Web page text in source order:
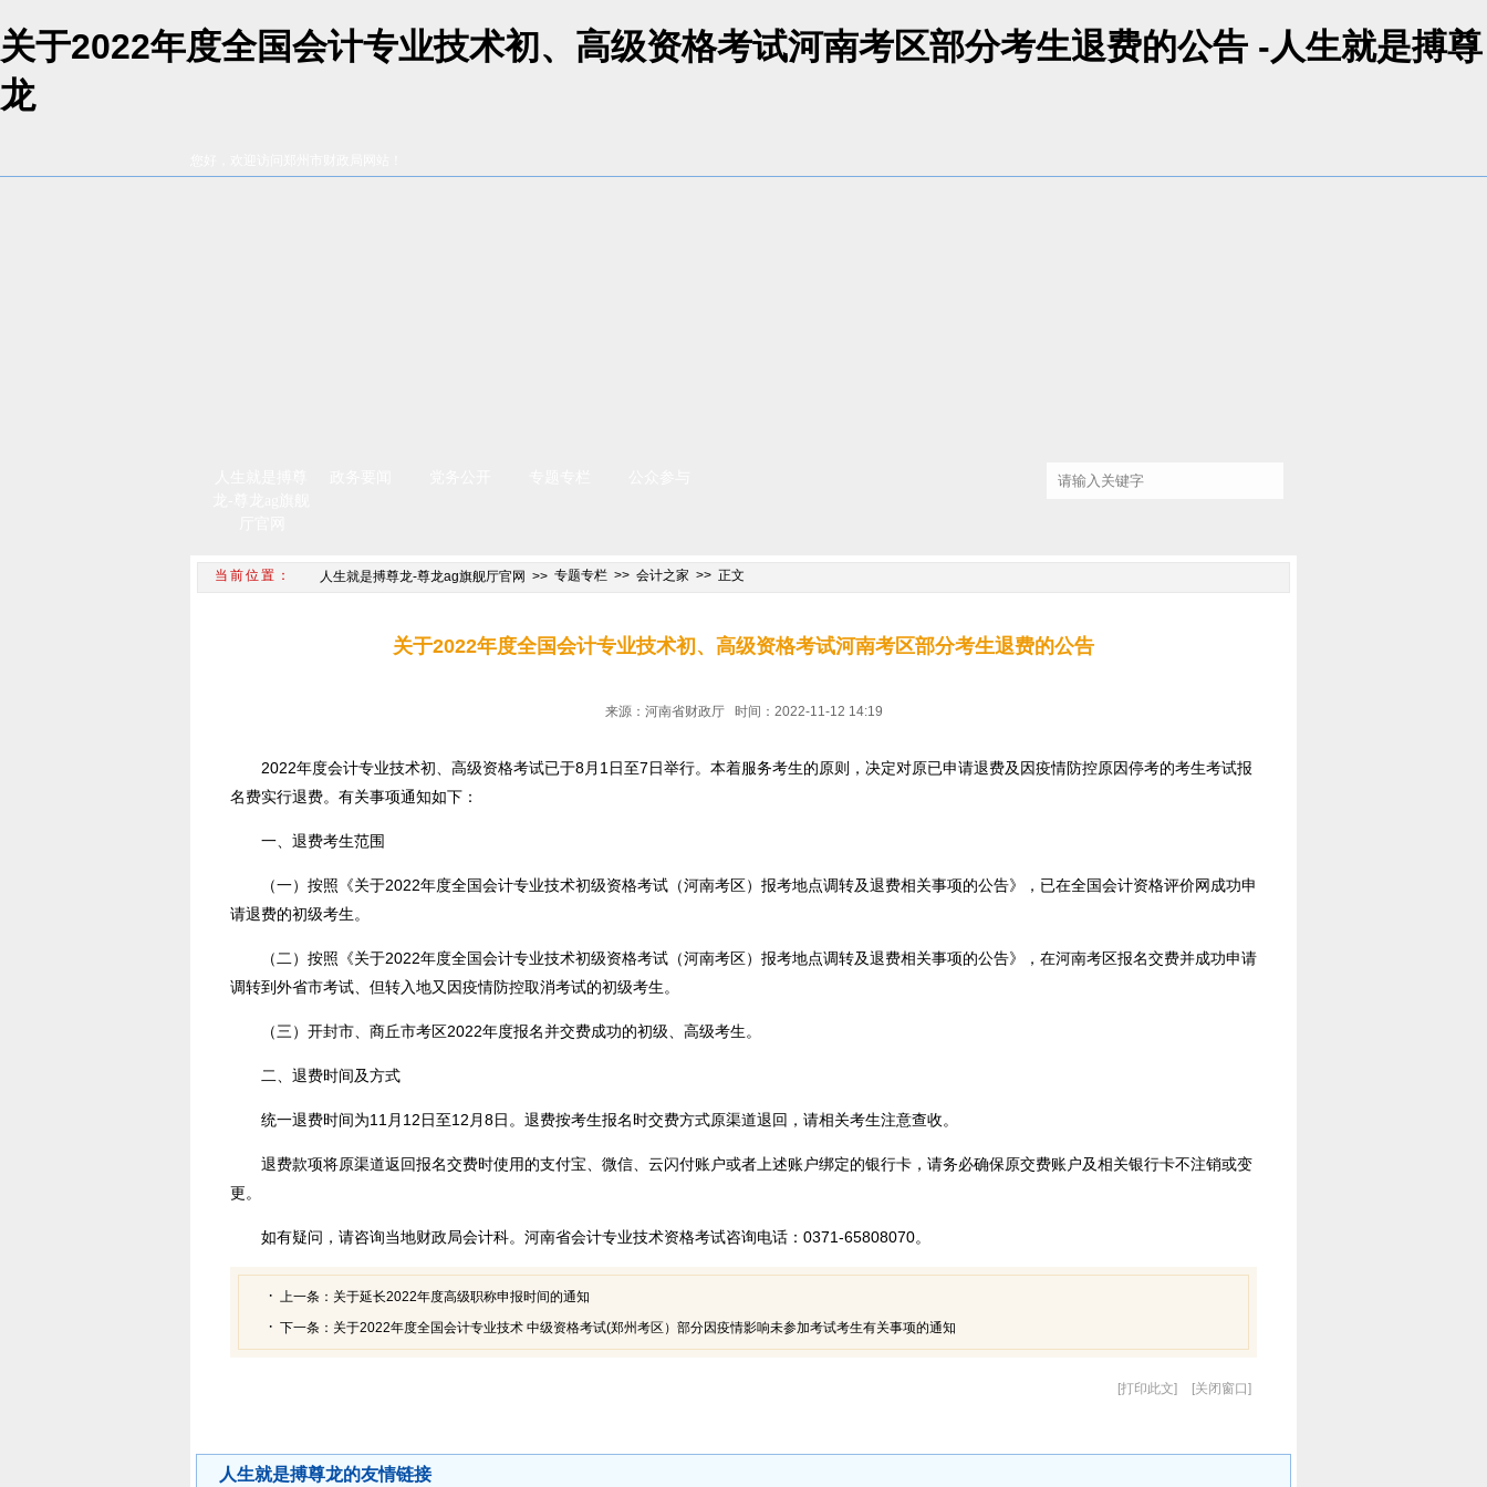
关于2022年度全国会计专业技术初、高级资格考试河南考区部分考生退费的公告 -人生就是搏尊
龙
人生就是搏尊龙-尊龙ag旗舰厅官网 专题专栏 会计之家 正文
关于2022年度全国会计专业技术初、高级资格考试河南考区部分考生退费的公告
来源：河南省财政厅 时间：2022-11-12 14:19
2022年度会计专业技术初、高级资格考试已于8月1日至7日举行。本着服务考生的原则，决定对原已申请退费及因疫情防控原因停考的考生考试报
名费实行退费。有关事项通知如下：
一、退费考生范围
（一）按照《关于2022年度全国会计专业技术初级资格考试（河南考区）报考地点调转及退费相关事项的公告》，已在全国会计资格评价网成功申
请退费的初级考生。
（二）按照《关于2022年度全国会计专业技术初级资格考试（河南考区）报考地点调转及退费相关事项的公告》，在河南考区报名交费并成功申请
调转到外省市考试、但转入地又因疫情防控取消考试的初级考生。
（三）开封市、商丘市考区2022年度报名并交费成功的初级、高级考生。
二、退费时间及方式
统一退费时间为11月12日至12月8日。退费按考生报名时交费方式原渠道退回，请相关考生注意查收。
退费款项将原渠道返回报名交费时使用的支付宝、微信、云闪付账户或者上述账户绑定的银行卡，请务必确保原交费账户及相关银行卡不注销或变
更。
如有疑问，请咨询当地财政局会计科。河南省会计专业技术资格考试咨询电话：0371-65808070。
上一条： 关于延长2022年度高级职称申报时间的通知
下一条： 关于2022年度全国会计专业技术 中级资格考试(郑州考区）部分因疫情影响未参加考试考生有关事项的通知
打印此文 关闭窗口
人生就是搏尊龙的友情链接